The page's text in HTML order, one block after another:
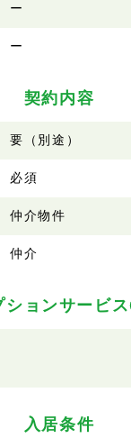
ー
ー
契約内容
要（別途）
必須
仲介物件
仲介
ションサービス
入居条件